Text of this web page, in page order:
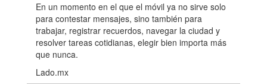
En un momento en el que el móvil ya no sirve solo
para contestar mensajes, sino también para
trabajar, registrar recuerdos, navegar la ciudad y
resolver tareas cotidianas, elegir bien importa más
que nunca.
Lado.mx